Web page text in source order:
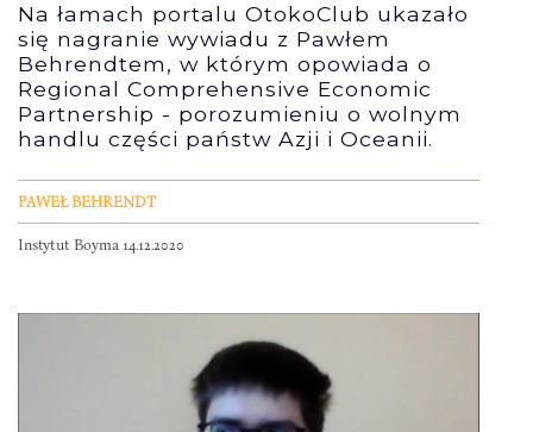
Na łamach portalu OtokoClub ukazało
się nagranie wywiadu z Pawłem
Behrendtem, w którym opowiada o
Regional Comprehensive Economic
Partnership - porozumieniu o wolnym
handlu części państw Azji i Oceanii.
PAWEŁ BEHRENDT
Instytut Boyma 14.12.2020